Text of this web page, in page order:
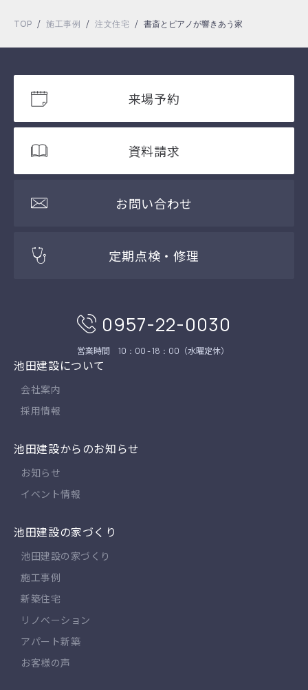
TOP / 施工事例 / 注文住宅 / 書斎とピアノが響きあう家
来場予約
資料請求
お問い合わせ
定期点検・修理
0957-22-0030
営業時間 10：00 - 18：00 （水曜定休）
池田建設について
会社案内
採用情報
池田建設からのお知らせ
お知らせ
イベント情報
池田建設の家づくり
池田建設の家づくり
施工事例
新築住宅
リノベーション
アパート新築
お客様の声